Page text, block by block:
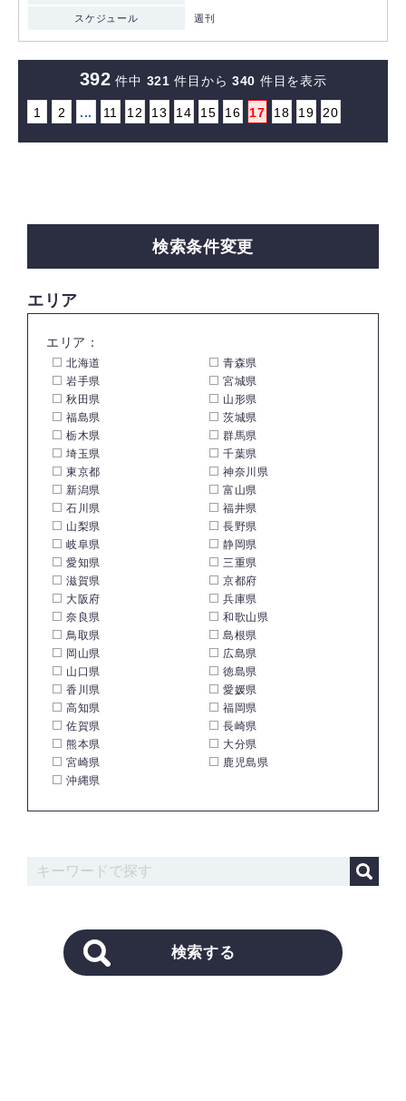
スケジュール 週刊
392 件中 321 件目から 340 件目を表示
1 2 ... 11 12 13 14 15 16 17 18 19 20
検索条件変更
エリア
エリア：
北海道
青森県
岩手県
宮城県
秋田県
山形県
福島県
茨城県
栃木県
群馬県
埼玉県
千葉県
東京都
神奈川県
新潟県
富山県
石川県
福井県
山梨県
長野県
岐阜県
静岡県
愛知県
三重県
滋賀県
京都府
大阪府
兵庫県
奈良県
和歌山県
鳥取県
島根県
岡山県
広島県
山口県
徳島県
香川県
愛媛県
高知県
福岡県
佐賀県
長崎県
熊本県
大分県
宮崎県
鹿児島県
沖縄県
検索する